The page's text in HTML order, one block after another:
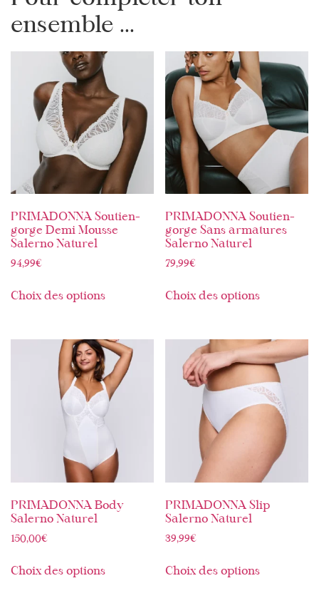
ensemble ...
PRIMADONNA Soutien-
gorge Demi Mousse
Salerno Naturel
94,99€
Choix des options
PRIMADONNA Soutien-
gorge Sans armatures
Salerno Naturel
79,99€
Choix des options
PRIMADONNA Body
Salerno Naturel
150,00€
Choix des options
PRIMADONNA Slip
Salerno Naturel
39,99€
Choix des options